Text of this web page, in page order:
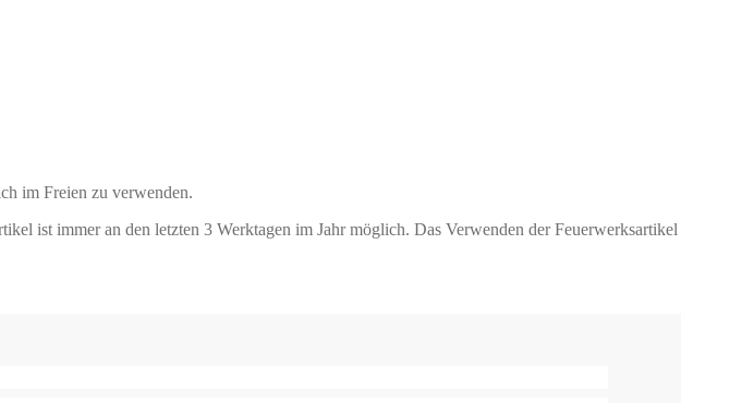
im Freien zu verwenden.
ist immer an den letzten 3 Werktagen im Jahr möglich. Das Verwenden der Feuerwerksartikel